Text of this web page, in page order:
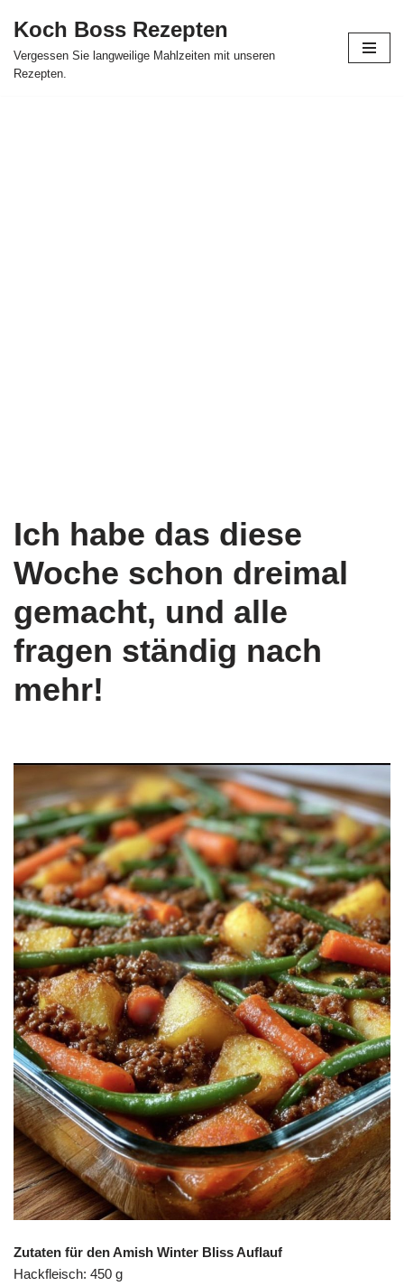
Skip
to
Koch Boss Rezepten
Vergessen Sie langweilige Mahlzeiten mit unseren
Rezepten.
Ich habe das diese
Woche schon dreimal
gemacht, und alle
fragen ständig nach
mehr!
Zutaten für den Amish Winter Bliss Auflauf
Hackfleisch: 450 g